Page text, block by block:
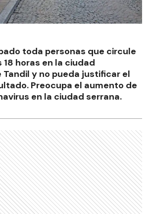
toda personas que circule
horas en la ciudad
Tandil y no pueda justificar el
Preocupa el aumento de
en la ciudad serrana.